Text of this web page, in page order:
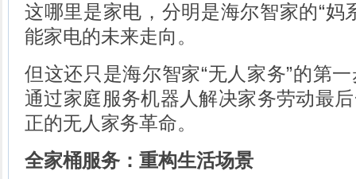
这哪里是家电，分明是海尔智家的“妈
能家电的未来走向。
但这还只是海尔智家“无人家务”的第
通过家庭服务机器人解决家务劳动最
正的无人家务革命。
全家桶服务：重构生活场景